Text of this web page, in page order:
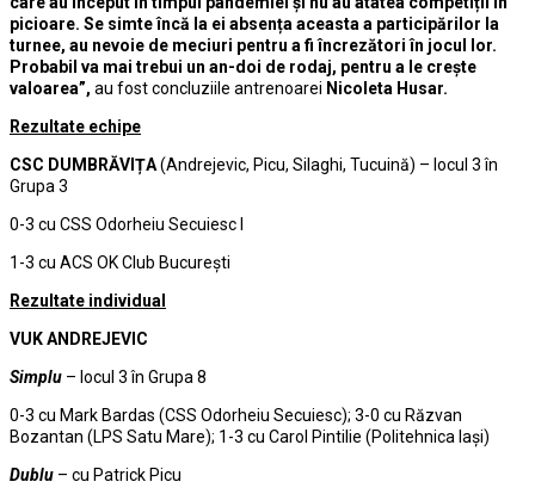
picioare. Se simte încă la ei absența aceasta a participărilor la
turnee, au nevoie de meciuri pentru a fi încrezători în jocul lor.
Probabil va mai trebui un an-doi de rodaj, pentru a le crește
valoarea”, au fost concluziile antrenoarei Nicoleta Husar.
Rezultate echipe
CSC DUMBRĂVIȚA(Andrejevic, Picu, Silaghi, Tucuină) – locul 3 în
Grupa 3
0-3 cu CSS Odorheiu Secuiesc I
1-3 cu ACS OK Club București
Rezultate individual
VUK ANDREJEVIC
Simplu – locul 3 în Grupa 8
0-3 cu Mark Bardas (CSS Odorheiu Secuiesc); 3-0 cu Răzvan
Bozantan (LPS Satu Mare); 1-3 cu Carol Pintilie (Politehnica Iași)
Dublu – cu Patrick Picu